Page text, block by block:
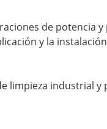
de potencia
y la
limpieza industrial